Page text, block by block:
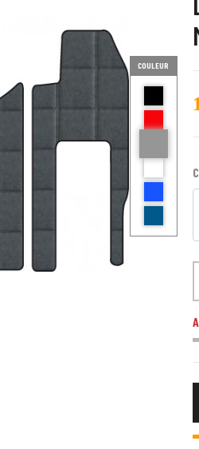
COULEUR
noir
Rouge
gris Hotel
blanc
BLEU AZZURO
BLEU